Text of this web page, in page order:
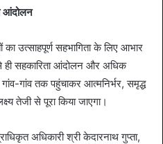
आंदोलन
उत्साहपूर्ण सहभागिता के लिए आभार
ही सहकारिता आंदोलन और अधिक
गांव तक पहुंचाकर आत्मनिर्भर, समृद्ध
तेजी से पूरा किया जाएगा।
अधिकारी श्री केदारनाथ गुप्ता,